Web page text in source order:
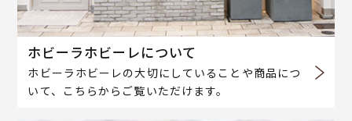
ホビーラホビーレについて
ホビーラホビーレの大切にしていることや商品につ
いて、こちらからご覧いただけます。